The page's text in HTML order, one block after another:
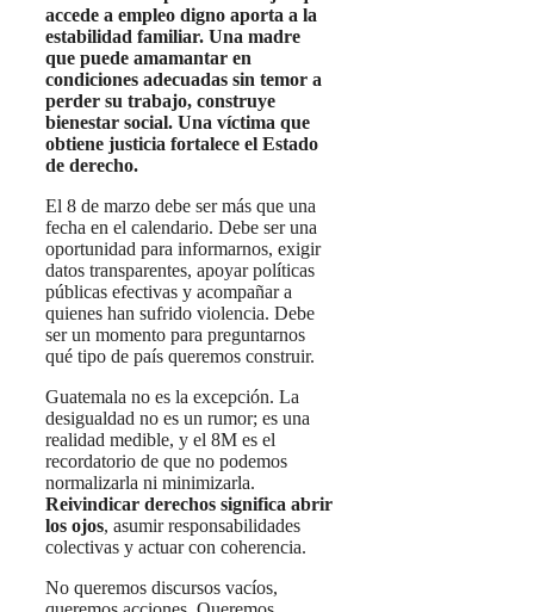
accede a empleo digno aporta a la
estabilidad familiar. Una madre
que puede amamantar en
condiciones adecuadas sin temor a
perder su trabajo, construye
bienestar social. Una víctima que
obtiene justicia fortalece el Estado
de derecho.
El 8 de marzo debe ser más que una
fecha en el calendario. Debe ser una
oportunidad para informarnos, exigir
datos transparentes, apoyar políticas
públicas efectivas y acompañar a
quienes han sufrido violencia. Debe
ser un momento para preguntarnos
qué tipo de país queremos construir.
Guatemala no es la excepción. La
desigualdad no es un rumor; es una
realidad medible, y el 8M es el
recordatorio de que no podemos
normalizarla ni minimizarla.
Reivindicar derechos significa abrir
los ojos, asumir responsabilidades
colectivas y actuar con coherencia.
No queremos discursos vacíos,